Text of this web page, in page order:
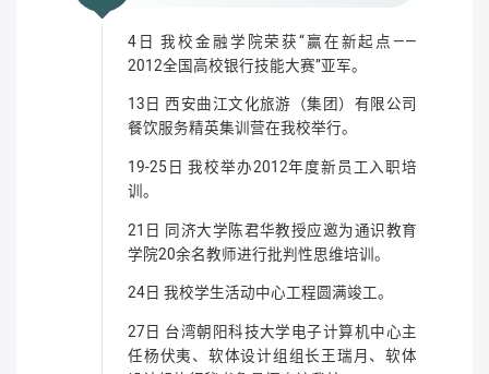
4日 我校金融学院荣获“赢在新起点——
2012全国高校银行技能大赛”亚军。
13日 西安曲江文化旅游（集团）有限公司
餐饮服务精英集训营在我校举行。
19-25日 我校举办2012年度新员工入职培
训。
21日 同济大学陈君华教授应邀为通识教育
学院20余名教师进行批判性思维培训。
24日 我校学生活动中心工程圆满竣工。
27日 台湾朝阳科技大学电子计算机中心主
任杨伏夷、软体设计组组长王瑞月、软体